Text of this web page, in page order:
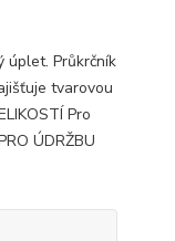
úplet. Průkrčník
tvarovou
Pro
ÚDRŽBU